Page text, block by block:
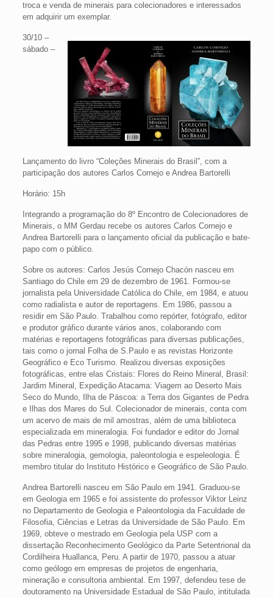
troca e venda de minerais para colecionadores e interessados
em adquirir um exemplar.
30/10 –
sábado –
Lançamento do livro “Coleções Minerais do Brasil”, com a
participação dos autores Carlos Cornejo e Andrea Bartorelli
Horário: 15h
Integrando a programação do 8º Encontro de Colecionadores de
Minerais, o MM Gerdau recebe os autores Carlos Cornejo e
Andrea Bartorelli para o lançamento oficial da publicação e bate-
papo com o público.
Sobre os autores: Carlos Jesús Cornejo Chacón nasceu em
Santiago do Chile em 29 de dezembro de 1961. Formou-se
jornalista pela Universidade Católica do Chile, em 1984, e atuou
como radialista e autor de reportagens. Em 1986, passou a
residir em São Paulo. Trabalhou como repórter, fotógrafo, editor
e produtor gráfico durante vários anos, colaborando com
matérias e reportagens fotográficas para diversas publicações,
tais como o jornal Folha de S.Paulo e as revistas Horizonte
Geográfico e Eco Turismo. Realizou diversas exposições
fotográficas, entre elas Cristais: Flores do Reino Mineral, Brasil:
Jardim Mineral, Expedição Atacama: Viagem ao Deserto Mais
Seco do Mundo, Ilha de Páscoa: a Terra dos Gigantes de Pedra
e Ilhas dos Mares do Sul. Colecionador de minerais, conta com
um acervo de mais de mil amostras, além de uma biblioteca
especializada em mineralogia. Foi fundador e editor do Jornal
das Pedras entre 1995 e 1998, publicando diversas matérias
sobre mineralogia, gemologia, paleontologia e espeleologia. É
membro titular do Instituto Histórico e Geográfico de São Paulo.
Andrea Bartorelli nasceu em São Paulo em 1941. Graduou-se
em Geologia em 1965 e foi assistente do professor Viktor Leinz
no Departamento de Geologia e Paleontologia da Faculdade de
Filosofia, Ciências e Letras da Universidade de São Paulo. Em
1969, obteve o mestrado em Geologia pela USP com a
dissertação Reconhecimento Geológico da Parte Setentrional da
Cordilheira Huallanca, Peru. A partir de 1970, passou a atuar
como geólogo em empresas de projetos de engenharia,
mineração e consultoria ambiental. Em 1997, defendeu tese de
doutoramento na Universidade Estadual de São Paulo, intitulada